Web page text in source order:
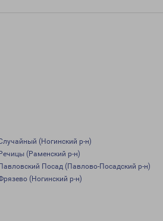
(Ногинский р-н)
(Раменский р-н)
Посад (Павлово-Посадский р-н)
(Ногинский р-н)